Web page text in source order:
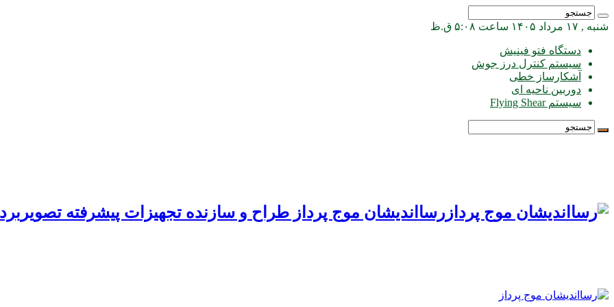
شنبه , ۱۷ مرداد ۱۴۰۵ ساعت ۵:۰۸ ق.ظ
دستگاه فتو فینیش
سیستم کنترل درز جوش
آشکارساز خطی
دوربین ناحیه ای
سیستم Flying Shear
رسااندیشان موج پرداز طراح و سازنده تجهیزات پیشرفته